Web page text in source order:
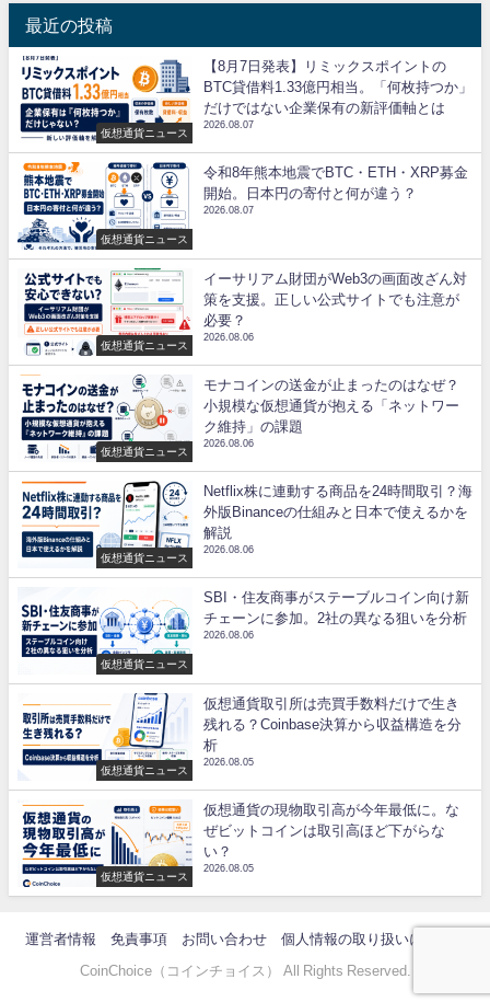
最近の投稿
仮想通貨ニュース
【8月7日発表】リミックスポイントの
BTC貸借料1.33億円相当。「何枚持つか」
だけではない企業保有の新評価軸とは
2026.08.07
仮想通貨ニュース
令和8年熊本地震でBTC・ETH・XRP募金
開始。日本円の寄付と何が違う？
2026.08.07
仮想通貨ニュース
イーサリアム財団がWeb3の画面改ざん対
策を支援。正しい公式サイトでも注意が
必要？
2026.08.06
仮想通貨ニュース
モナコインの送金が止まったのはなぜ？
小規模な仮想通貨が抱える「ネットワー
ク維持」の課題
2026.08.06
仮想通貨ニュース
Netflix株に連動する商品を24時間取引？海
外版Binanceの仕組みと日本で使えるかを
解説
2026.08.06
仮想通貨ニュース
SBI・住友商事がステーブルコイン向け新
チェーンに参加。2社の異なる狙いを分析
2026.08.06
仮想通貨ニュース
仮想通貨取引所は売買手数料だけで生き
残れる？Coinbase決算から収益構造を分
析
2026.08.05
仮想通貨ニュース
仮想通貨の現物取引高が今年最低に。な
ぜビットコインは取引高ほど下がらな
い？
2026.08.05
運営者情報 免責事項 お問い合わせ 個人情報の取り扱いについて
CoinChoice（コインチョイス） All Rights Reserved.